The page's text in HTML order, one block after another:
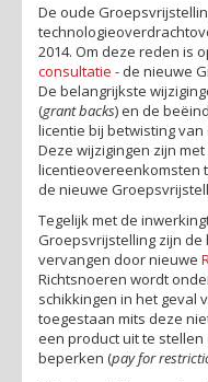
De oude
2014. Om deze reden is
consultatie - de nieuwe
De belangrijkste
(grant backs) en de
licentie bij betwisting
Deze wijzigingen zijn
licentieovereenkomsten
de nieuwe
Tegelijk met de
Groepsvrijstelling zijn
vervangen door nieuwe
Richtsnoeren wordt
schikkingen in het geval
toegestaan mits deze
een product uit te stellen
beperken (pay for